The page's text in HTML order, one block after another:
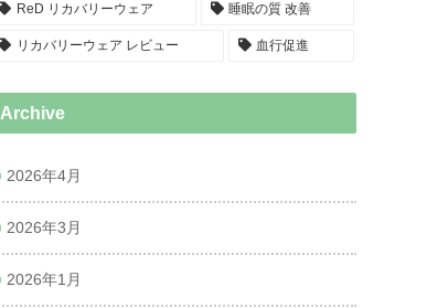
ReD リカバリーウェア 睡眠の質 改善
リカバリーウェア レビュー 血行促進
Archive
2026年4月
2026年3月
2026年1月